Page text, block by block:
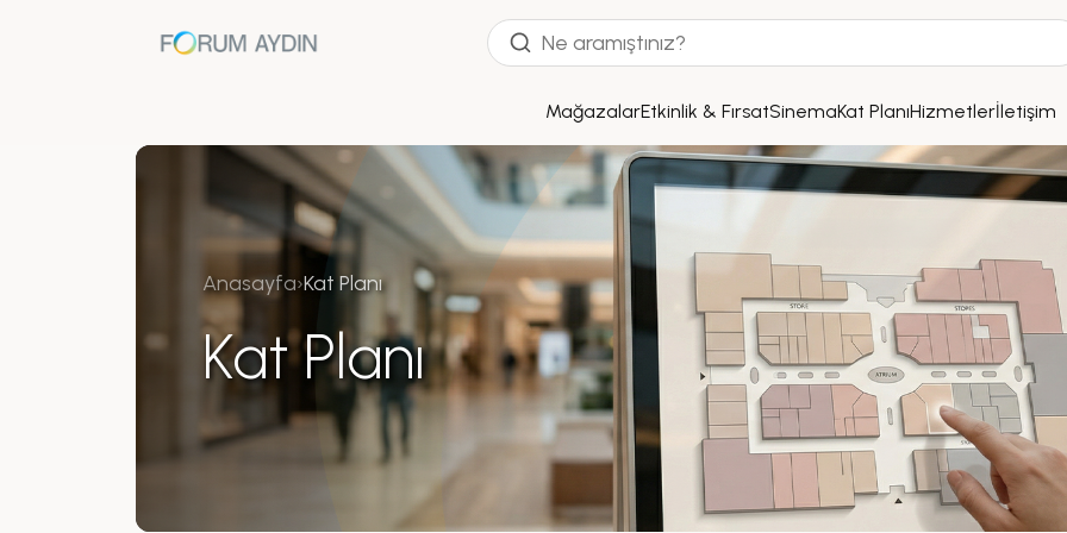
MağazalarEtkinlik & FırsatSinemaKat PlanıHizmetlerİletişim
Anasayfa›Kat Planı
Kat Planı